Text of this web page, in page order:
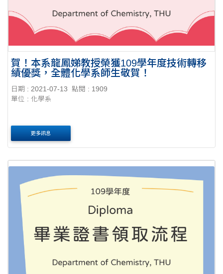
賀！本系龍鳳娣教授榮獲109學年度技術轉移
績優獎，全體化學系師生敬賀！
日期 : 2021-07-13
點閱 : 1909
單位 : 化學系
更多訊息